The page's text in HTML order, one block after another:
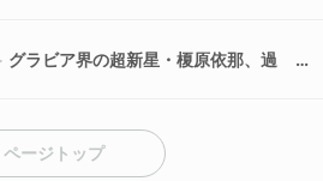
グラビア界の超新星・榎原依那、過
ページトップ